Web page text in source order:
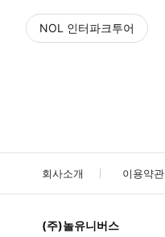
NOL 인터파크투어
회사소개 이용약관
(주)놀유니버스